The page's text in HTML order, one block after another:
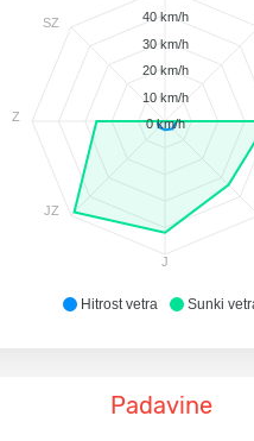
Hitrost vetra Sunki
J
JZ
Z
SZ
40 km/h
30 km/h
20 km/h
10 km/h
0 km/h
Padavine